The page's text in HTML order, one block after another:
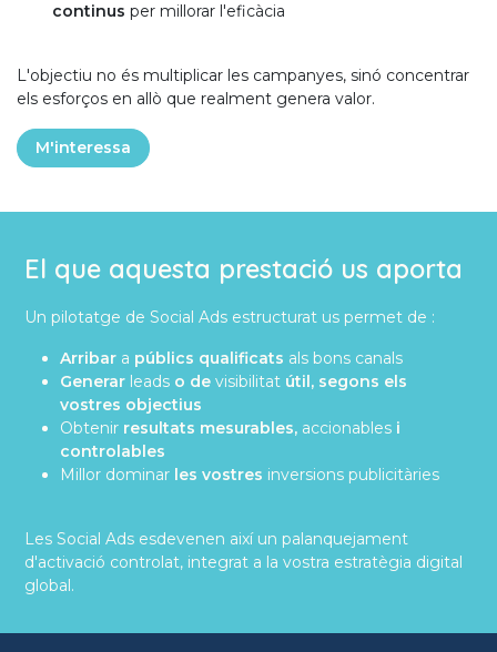
continus per millorar l'eficàcia
L'objectiu no és multiplicar les campanyes, sinó concentrar
els esforços en allò que realment genera valor.
M'interessa
El que aquesta prestació us aporta
Un pilotatge de Social Ads estructurat us permet de :
Arribar a públics qualificats als bons canals
Generar leads o devisibilitat útil, segons els
vostres objectius
Obtenir resultats mesurables, accionables i
controlables
Millor dominar les vostres inversions publicitàries
Les Social Ads esdevenen així un palanquejament
d'activació controlat, integrat a la vostra estratègia digital
global.